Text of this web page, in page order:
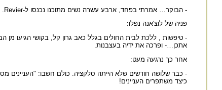
- הבוקר… אמרתי בפחד, ארבע עשרה נשים מתוכנו נכנסו ל-Revier. האם … גם הן?
פניה של לוצ'אנה נפלו:
- טיפשות , ללכת לבית החולים בגלל כאב גרון קל, בקושי הגיעו
אתכן…- ופרכה את ידיה בעצבנות.
אחר כך נרגעה מעט:
- כבר שלושה חודשים שלא הייתה סלקציה. כולם חשבו: "העניינים
כיצד משתפרים העניינים!